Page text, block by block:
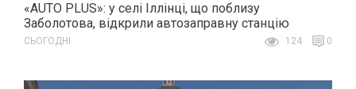
«AUTO PLUS»: у селі Іллінці, що поблизу
Заболотова, відкрили автозаправну станцію
СЬОГОДНІ 124 0